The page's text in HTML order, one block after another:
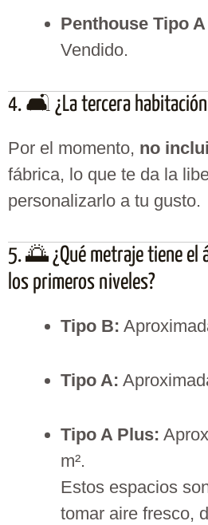
Penthouse Tipo
Vendido.
4. 🛋️ ¿La tercera
Por el momento, no
fábrica, lo que te da la
personalizarlo a tu gusto.
5. 🌅 ¿Qué metraje tiene el
los primeros niveles?
Tipo B:
Tipo A:
Tipo A Plus:
m².
Estos espacios
tomar aire fresco,